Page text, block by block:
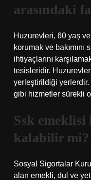
arasındaki
Huzurevleri, 60 yaş
korumak ve
ihtiyaçlarını
tesisleridir.
yerleştirildiği
gibi hizmetler sürekli
Ssk
kalabilir mi?
Sosyal Sigortalar
alan emekli, dul ve